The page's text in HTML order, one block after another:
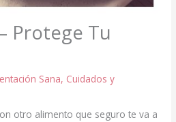
Protege Tu
Sana, Cuidados y
otro alimento que seguro te va a